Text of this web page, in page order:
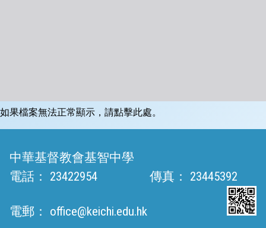
如果檔案無法正常顯示，請點擊此處。
中華基督教會基智中學
電話：
23422954 傳真： 23445392
電郵： office@keichi.edu.hk